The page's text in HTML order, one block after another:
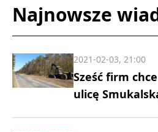
Najnowsze
Sześć firm
ulicę
2021-02-03, 21:00